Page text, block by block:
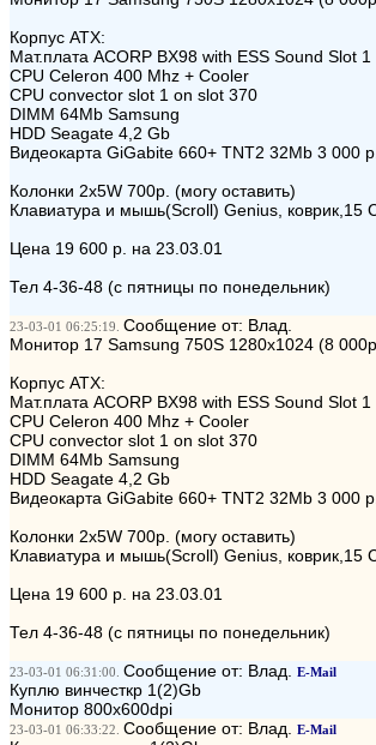
Корпус ATX:
Мат.плата ACORP BX98 with ESS Sound Slot 1
CPU Celeron 400 Mhz + Cooler
СPU convector slot 1 on slot 370
DIMM 64Мb Samsung
HDD Seagate 4,2 Gb
Видеокарта GiGabite 660+ TNT2 32Mb 3 000
Колонки 2x5W 700р. (могу оставить)
Клавиатура и мышь(Scroll) Genius, коврик,15
Цена 19 600 р. на 23.03.01
Тел 4-36-48 (с пятницы по понедельник)
23-03-01 06:25:19. Сообщение от: Влад.
Монитор 17 Samsung 750S 1280x1024 (8 000р
Корпус ATX:
Мат.плата ACORP BX98 with ESS Sound Slot 1
CPU Celeron 400 Mhz + Cooler
СPU convector slot 1 on slot 370
DIMM 64Мb Samsung
HDD Seagate 4,2 Gb
Видеокарта GiGabite 660+ TNT2 32Mb 3 000
Колонки 2x5W 700р. (могу оставить)
Клавиатура и мышь(Scroll) Genius, коврик,15
Цена 19 600 р. на 23.03.01
Тел 4-36-48 (с пятницы по понедельник)
23-03-01 06:31:00. Сообщение от: Влад. E-Mail
Куплю винчесткр 1(2)Gb
Монитор 800x600dpi
23-03-01 06:33:22. Сообщение от: Влад. E-Mail